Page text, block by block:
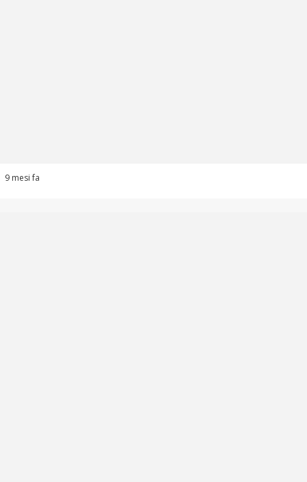
9 mesi fa